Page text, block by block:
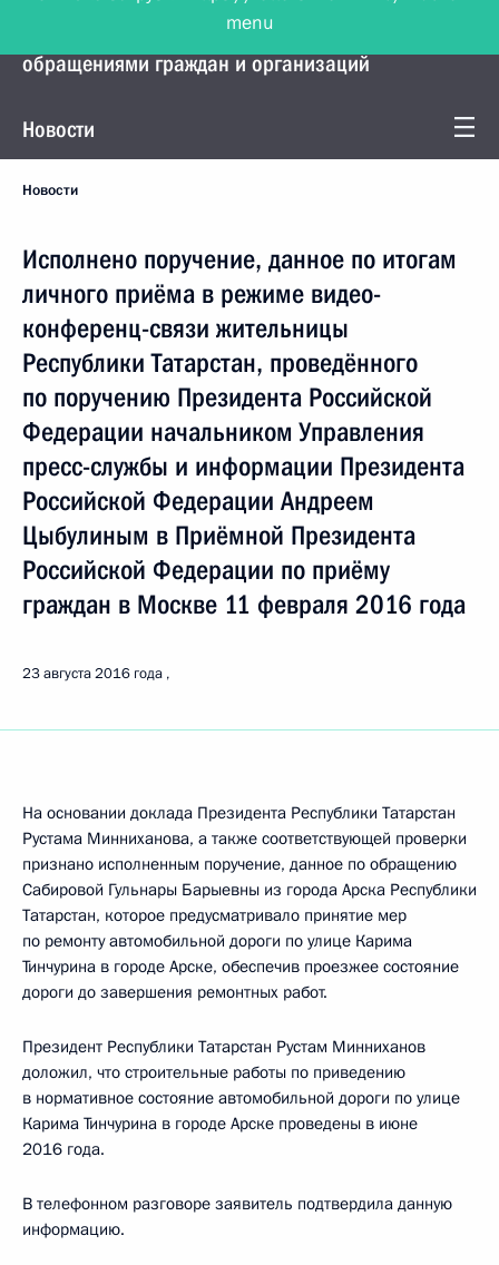
Управление Президента по работе с
обращениями граждан и организаций
Новости
Новости
Исполнено поручение, данное по итогам
личного приёма в режиме видео-
конференц-связи жительницы
Республики Татарстан, проведённого
по поручению Президента Российской
Федерации начальником Управления
пресс-службы и информации Президента
Российской Федерации Андреем
Цыбулиным в Приёмной Президента
Российской Федерации по приёму
граждан в Москве 11 февраля 2016 года
23 августа 2016 года
На основании доклада Президента Республики Татарстан
Рустама Минниханова, а также соответствующей проверки
признано исполненным поручение, данное по обращению
Сабировой Гульнары Барыевны из города Арска Республики
Татарстан, которое предусматривало принятие мер
по ремонту автомобильной дороги по улице Карима
Тинчурина в городе Арске, обеспечив проезжее состояние
дороги до завершения ремонтных работ.
Президент Республики Татарстан Рустам Минниханов
доложил, что строительные работы по приведению
в нормативное состояние автомобильной дороги по улице
Карима Тинчурина в городе Арске проведены в июне
2016 года.
В телефонном разговоре заявитель подтвердила данную
информацию.
menu